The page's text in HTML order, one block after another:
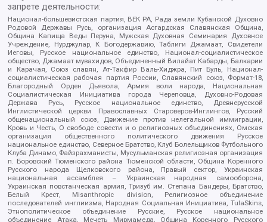
запрете деятельности:
Национал-большевистская партия, ВЕК РА, Рада земли Кубанской Духовно
Родовой Державы Русь, организация Асгардская Славянская Община,
Община Капища Веды Перуна, Мужская Духовная Семинария Духовное
Учреждение, Нурджулар, К Богодержавию, Таблиги Джамаат, Свидетели
Иеговы, Русское национальное единство, Национал-социалистическое
общество, Джамаат мувахидов, Объединенный Вилайат Кабарды, Балкарии
и Карачая, Союз славян, Ат-Такфир Валь-Хиджра, Пит Буль, Национал-
социалистическая рабочая партия России, Славянский союз, Формат-18,
Благородный Орден Дьявола, Армия воли народа, Национальная
Социалистическая Инициатива города Череповца, Духовно-Родовая
Держава Русь, Русское национальное единство, Древнерусской
Инглистической церкви Православных Староверов-Инглингов, Русский
общенациональный союз, Движение против нелегальной иммиграции,
Кровь и Честь, О свободе совести и о религиозных объединениях, Омская
организация общественного политического движения Русское
национальное единство, Северное Братство, Клуб Болельщиков Футбольного
Клуба Динамо, Файзрахманисты, Мусульманская религиозная организация
п. Боровский Тюменского района Тюменской области, Община Коренного
Русского народа Щелковского района, Правый сектор, Украинская
национальная ассамблея – Украинская народная самооборона,
Украинская повстанческая армия, Тризуб им. Степана Бандеры, Братство,
Белый Крест, Misanthropic division, Религиозное объединение
последователей инглиизма, Народная Социальная Инициатива, TulaSkins,
Этнополитическое объединение Русские, Русское национальное
объединение Атака, Мечеть Мирмамеда, Община Коренного Русского